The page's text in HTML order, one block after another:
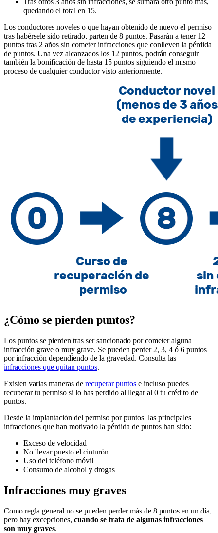
Tras otros 3 años sin infracciones, se sumará otro punto más,
quedando el total en 15.
Los conductores noveles o que hayan obtenido de nuevo el permiso
tras habérsele sido retirado, parten de 8 puntos. Pasarán a tener 12
puntos tras 2 años sin cometer infracciones que conlleven la pérdida
de puntos. Una vez alcanzados los 12 puntos, podrán conseguir
también la bonificación de hasta 15 puntos siguiendo el mismo
proceso de cualquier conductor visto anteriormente.
¿Cómo se pierden puntos?
Los puntos se pierden tras ser sancionado por cometer alguna
infracción grave o muy grave. Se pueden perder 2, 3, 4 ó 6 puntos
por infracción dependiendo de la gravedad. Consulta las
infracciones que quitan puntos.
Existen varias maneras de recuperar puntos e incluso puedes
recuperar tu permiso si lo has perdido al llegar al 0 tu crédito de
puntos.
Desde la implantación del permiso por puntos, las principales
infracciones que han motivado la pérdida de puntos han sido:
Exceso de velocidad
No llevar puesto el cinturón
Uso del teléfono móvil
Consumo de alcohol y drogas
Infracciones muy graves
Como regla general no se pueden perder más de 8 puntos en un día,
pero hay excepciones, cuando se trata de algunas infracciones
son muy graves.